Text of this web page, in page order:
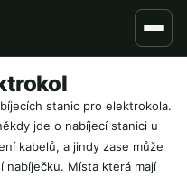
stanic pro elektrokola.
jde o nabíjecí stanici u
kabelů, a jindy zase může
Místa která mají